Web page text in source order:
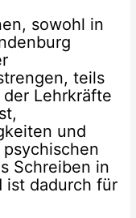
sowohl in
teils
Lehrkräfte
und
Schreiben in
ist dadurch für